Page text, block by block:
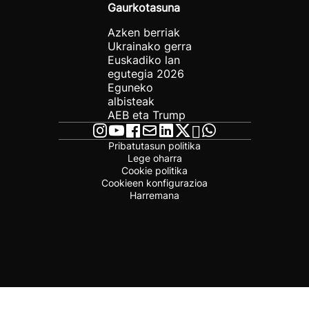
Gaurkotasuna
Azken berriak
Ukrainako gerra
Euskadiko lan
egutegia 2026
Eguneko
albisteak
AEB eta Trump
Pribatutasun politika
Lege oharra
Cookie politika
Cookieen konfigurazioa
Harremana